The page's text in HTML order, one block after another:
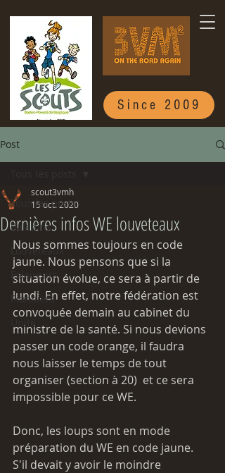
Since 2009
Post
Tous les posts
Baladins
Louveteaux
Eclaireurs
Pionniers
Unité
Dernières infos WE louveteaux
scout3vmh
15 oct. 2020
Nous sommes toujours en code
jaune. Nous pensons que si la
situation évolue, ce sera à partir de
lundi. En effet, notre fédération est
convoquée demain au cabinet du
ministre de la santé. Si nous devions
passer un code orange, il faudra
nous laisser le temps de tout
organiser (section à 20)  et ce sera
impossible pour ce WE.
Donc, les loups sont en mode
préparation du WE en code jaune.
S'il devait y avoir le moindre